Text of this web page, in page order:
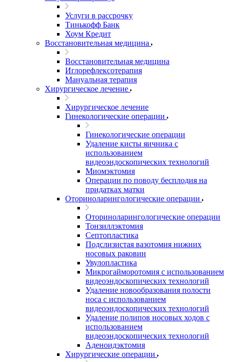
Услуги в рассрочку
Тинькофф Банк
Хоум Кредит
Восстановительная медицина
Восстановительная медицина
Иглорефлексотерапия
Мануальная терапия
Хирургическое лечение
Хирургическое лечение
Гинекологические операции
Гинекологические операции
Удаление кисты яичника с
использованием
видеоэндоскопических технологий
Миомэктомия
Операции по поводу бесплодия на
придатках матки
Оториноларингологические операции
Оториноларингологические операции
Тонзиллэктомия
Септопластика
Подслизистая вазотомия нижних
носовых раковин
Увулопластика
Микрогайморотомия с использованием
видеоэндоскопических технологий
Удаление новообразования полости
носа с использованием
видеоэндоскопических технологий
Удаление полипов носовых ходов с
использованием
видеоэндоскопических технологий
Аденоидэктомия
Хирургические операции